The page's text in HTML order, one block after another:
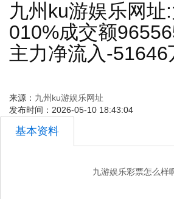
九州ku游娱乐网址
010%成交额
主力净流入-51646
来源： 九州ku游娱乐网址
发布时间：2026-05-10 18:43:04
基本资料
九游娱乐彩票怎么样